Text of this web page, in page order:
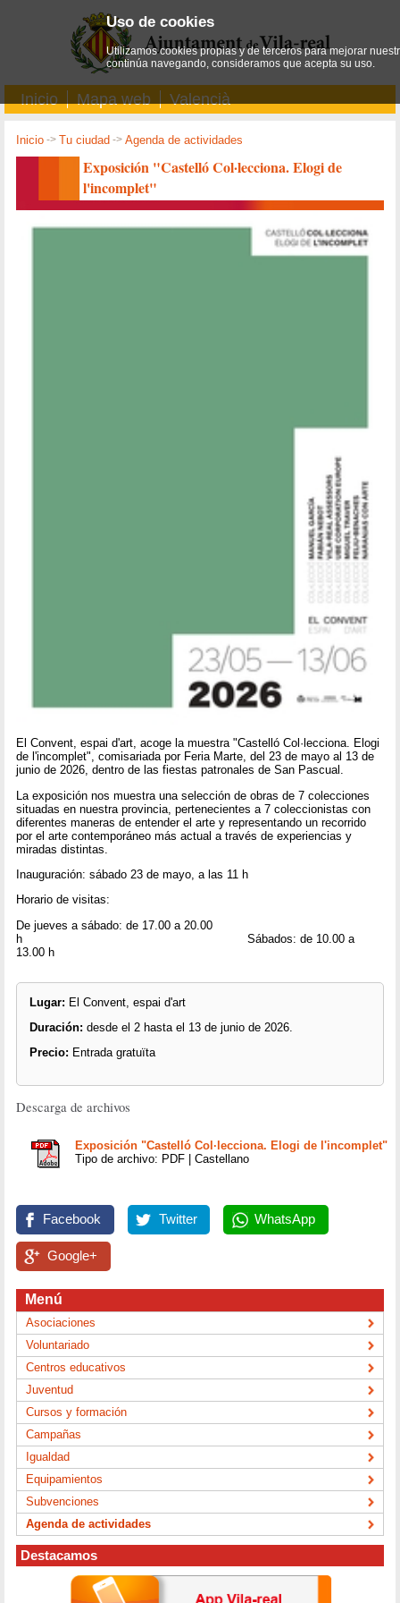
Inicio Mapa web Valencià
Inicio ->Tu ciudad ->Agenda de actividades
Exposición "Castelló Col·lecciona. Elogi de
l'incomplet"
El Convent, espai d'art, acoge la muestra "Castelló Col·lecciona. Elogi
de l'incomplet", comisariada por Feria Marte, del 23 de mayo al 13 de
junio de 2026, dentro de las fiestas patronales de San Pascual.
La exposición nos muestra una selección de obras de 7 colecciones
situadas en nuestra provincia, pertenecientes a 7 coleccionistas con
diferentes maneras de entender el arte y representando un recorrido
por el arte contemporáneo más actual a través de experiencias y
miradas distintas.
Inauguración: sábado 23 de mayo, a las 11 h
Horario de visitas:
De jueves a sábado: de 17.00 a 20.00
h Sábados: de 10.00 a
13.00 h
Lugar: El Convent, espai d'art
Duración: desde el 2 hasta el 13 de junio de 2026.
Precio: Entrada gratuïta
Descarga de archivos
Exposición "Castelló Col·lecciona. Elogi de l'incomplet"
Tipo de archivo: PDF | Castellano
Facebook Twitter WhatsApp
Google+
Menú
Asociaciones
Voluntariado
Centros educativos
Juventud
Cursos y formación
Campañas
Igualdad
Equipamientos
Subvenciones
Agenda de actividades
Destacamos
Uso de cookies
Utilizamos cookies propias y de terceros para mejorar
continúa navegando, consideramos que acepta su uso.